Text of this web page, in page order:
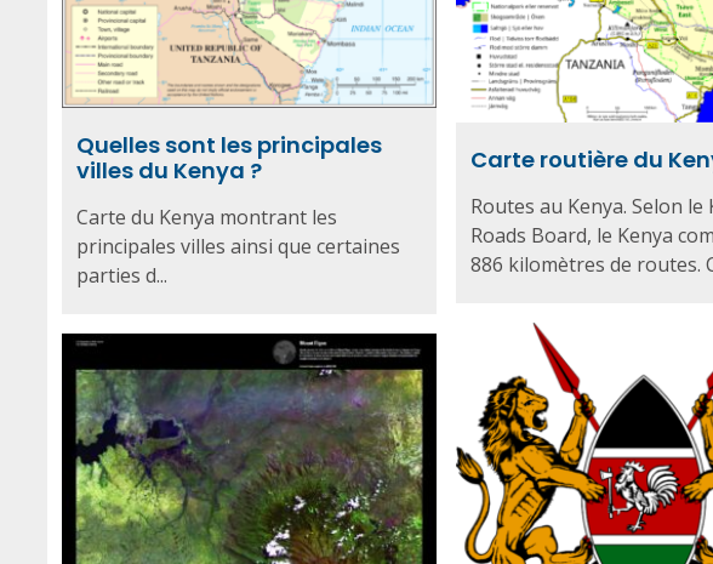
Quelles sont les principales
villes du Kenya ?
Carte du Kenya montrant les
principales villes ainsi que certaines
parties d...
Carte routière du
Routes au Kenya. Selon le
Roads Board, le Kenya
886 kilomètres de routes.